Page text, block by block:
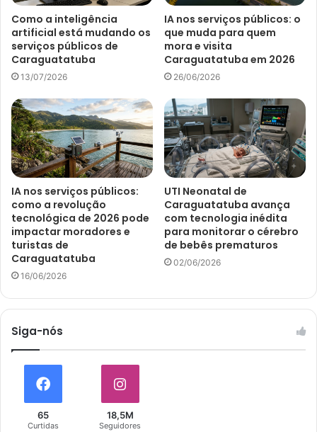
Como a inteligência
artificial está mudando os
serviços públicos de
Caraguatatuba
13/07/2026
IA nos serviços públicos: o
que muda para quem
mora e visita
Caraguatatuba em 2026
26/06/2026
IA nos serviços públicos:
como a revolução
tecnológica de 2026 pode
impactar moradores e
turistas de
Caraguatatuba
16/06/2026
UTI Neonatal de
Caraguatatuba avança
com tecnologia inédita
para monitorar o cérebro
de bebês prematuros
02/06/2026
Siga-nós
65
Curtidas
18,5M
Seguidores